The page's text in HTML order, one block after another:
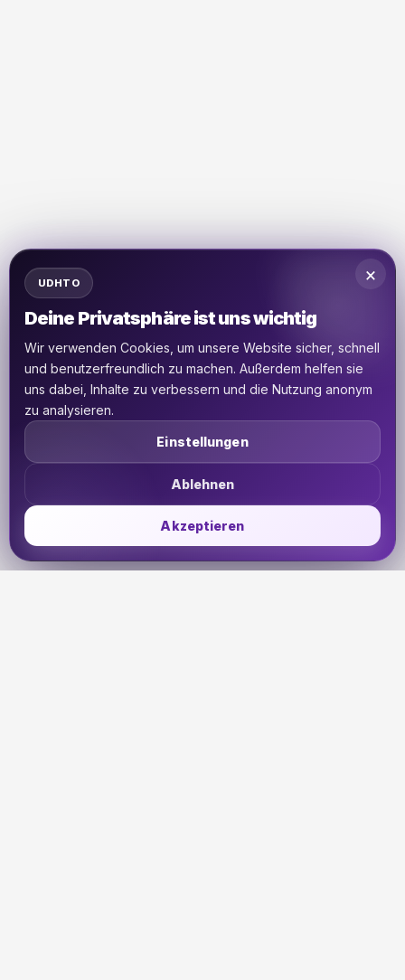
UDHTO
Deine Privatsphäre ist uns wichtig
Wir verwenden Cookies, um unsere Website sicher, schnell
und benutzerfreundlich zu machen. Außerdem helfen sie
uns dabei, Inhalte zu verbessern und die Nutzung anonym
zu analysieren.
Einstellungen
Ablehnen
Akzeptieren
×